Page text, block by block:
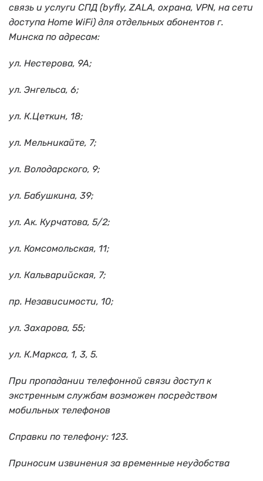
связь и услуги СПД (byfly, ZALA, охрана, VPN, на сети
доступа Home WiFi) для отдельных абонентов г.
Минска по адресам:
ул. Нестерова, 9А;
ул. Энгельса, 6;
ул. К.Цеткин, 18;
ул. Мельникайте, 7;
ул. Володарского, 9;
ул. Бабушкина, 39;
ул. Ак. Курчатова, 5/2;
ул. Комсомольская, 11;
ул. Кальварийская, 7;
пр. Независимости, 10;
ул. Захарова, 55;
ул. К.Маркса, 1, 3, 5.
При пропадании телефонной связи доступ к
экстренным службам возможен посредством
мобильных телефонов
Справки по телефону: 123.
Приносим извинения за временные неудобства